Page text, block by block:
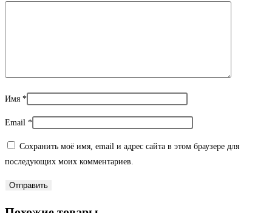
Имя *
Email *
Сохранить моё имя, email и адрес сайта в этом браузере для
последующих моих комментариев.